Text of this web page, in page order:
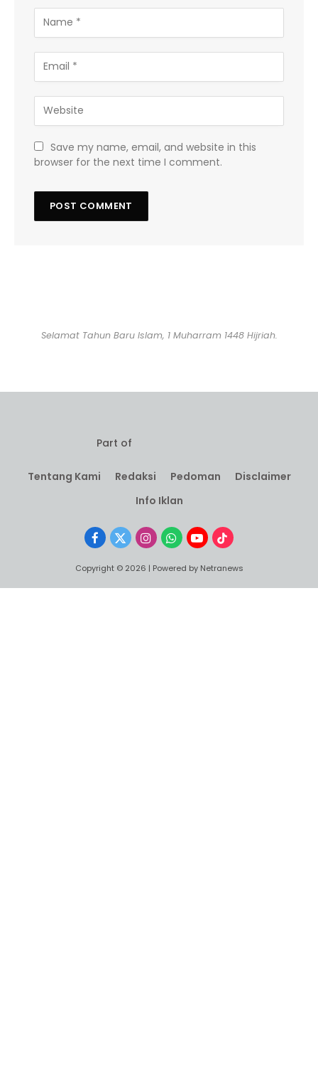
Save my name, email, and website in this
browser for the next time I comment.
Selamat Tahun Baru Islam, 1 Muharram 1448 Hijriah.
Part of
Tentang Kami Redaksi Pedoman
Disclaimer
Info Iklan
Facebook
X
InstagramWhatsApp
YouTubeTikTok
Copyright © 2026 | Powered by Netranews